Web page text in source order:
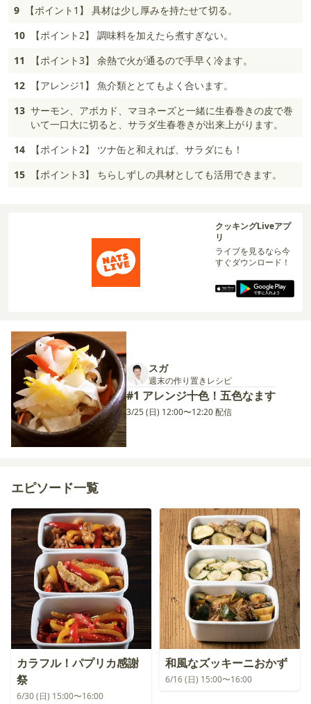
9
【ポイント1】 具材は少し厚みを持たせて切る。
10
【ポイント2】 調味料を加えたら煮すぎない。
11
【ポイント3】 余熱で火が通るので手早く冷ます。
12
【アレンジ1】 魚介類ととてもよく合います。
13 サーモン、アボカド、マヨネーズと一緒に生春巻きの皮で巻
いて一口大に切ると、サラダ生春巻きが出来上がります。
14
【ポイント2】 ツナ缶と和えれば、サラダにも！
15
【ポイント3】 ちらしずしの具材としても活用できます。
クッキングLiveアプ
リ
ライブを見るなら今
すぐダウンロード！
スガ
週末の作り置きレシピ
#1 アレンジ十色！五色なます
3/25 (日) 12:00〜12:20 配信
エピソード一覧
カラフル！パプリカ感謝
祭
6/30 (日) 15:00〜16:00
和風なズッキーニおかず
6/16 (日) 15:00〜16:00